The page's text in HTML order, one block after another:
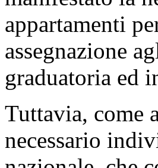
appartamenti
assegnazione
graduatoria ed
Tuttavia, come
necessario